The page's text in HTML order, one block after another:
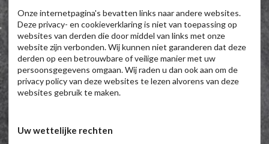
Onze internetpagina's bevatten links naar andere websites.
Deze privacy- en cookieverklaring is niet van toepassing op
websites van derden die door middel van links met onze
website zijn verbonden. Wij kunnen niet garanderen dat deze
derden op een betrouwbare of veilige manier met uw
persoonsgegevens omgaan. Wij raden u dan ook aan om de
privacy policy van deze websites te lezen alvorens van deze
websites gebruik te maken.
Uw wettelijke rechten